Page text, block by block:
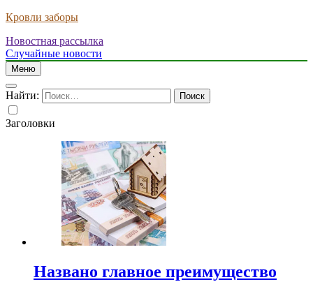
Кровли заборы
Новостная рассылка
Случайные новости
Меню
Найти:
Заголовки
Названо главное преимущество